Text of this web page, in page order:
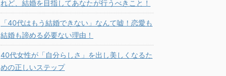
れど、結婚を目指してあなたが行うべきこと！
「40代はもう結婚できない」なんて嘘！恋愛も
結婚も諦める必要ない理由！
40代女性が「自分らしさ」を出し美しくなるた
めの正しいステップ